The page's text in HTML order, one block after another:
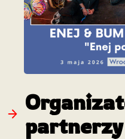
partnerzy